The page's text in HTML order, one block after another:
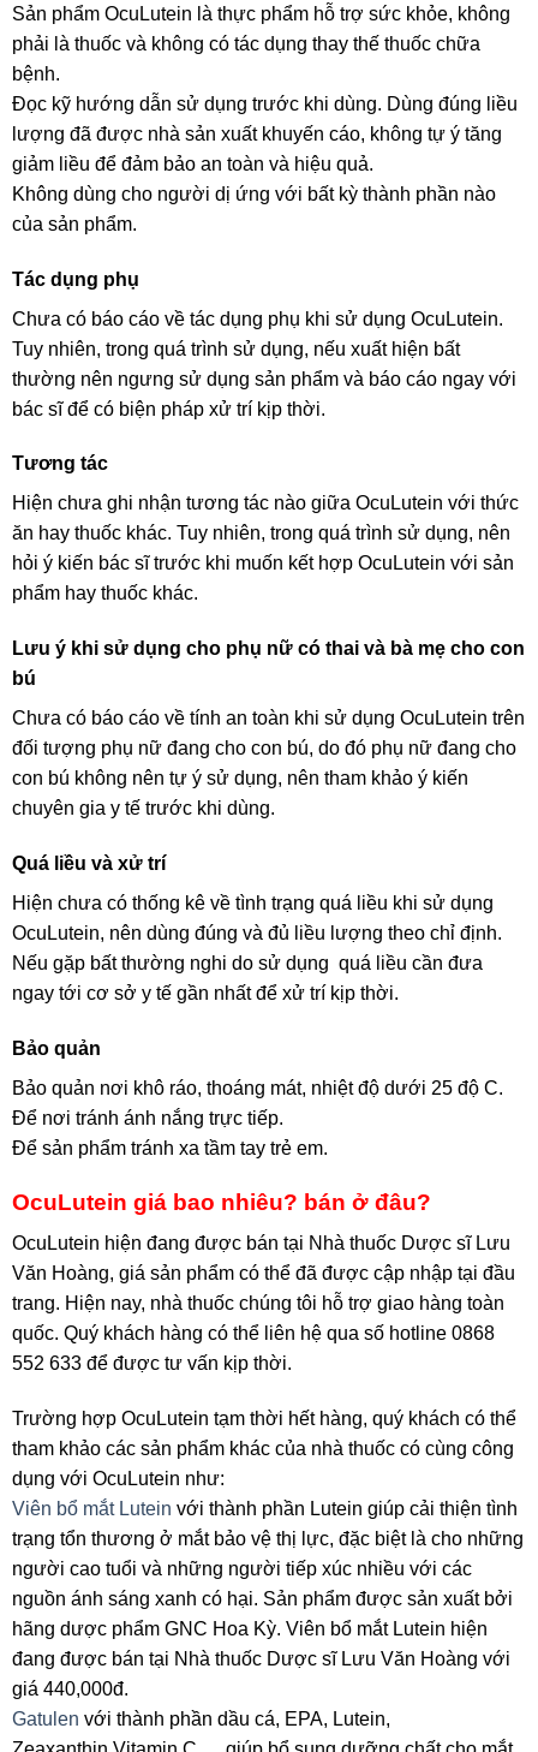
Sản phẩm OcuLutein là thực phẩm hỗ trợ sức khỏe, không
phải là thuốc và không có tác dụng thay thế thuốc chữa
bệnh.
Đọc kỹ hướng dẫn sử dụng trước khi dùng. Dùng đúng liều
lượng đã được nhà sản xuất khuyến cáo, không tự ý tăng
giảm liều để đảm bảo an toàn và hiệu quả.
Không dùng cho người dị ứng với bất kỳ thành phần nào
của sản phẩm.
Tác dụng phụ
Chưa có báo cáo về tác dụng phụ khi sử dụng OcuLutein.
Tuy nhiên, trong quá trình sử dụng, nếu xuất hiện bất
thường nên ngưng sử dụng sản phẩm và báo cáo ngay với
bác sĩ để có biện pháp xử trí kịp thời.
Tương tác
Hiện chưa ghi nhận tương tác nào giữa OcuLutein với thức
ăn hay thuốc khác. Tuy nhiên, trong quá trình sử dụng, nên
hỏi ý kiến bác sĩ trước khi muốn kết hợp OcuLutein với sản
phẩm hay thuốc khác.
Lưu ý khi sử dụng cho phụ nữ có thai và bà mẹ cho con
bú
Chưa có báo cáo về tính an toàn khi sử dụng OcuLutein trên
đối tượng phụ nữ đang cho con bú, do đó phụ nữ đang cho
con bú không nên tự ý sử dụng, nên tham khảo ý kiến
chuyên gia y tế trước khi dùng.
Quá liều và xử trí
Hiện chưa có thống kê về tình trạng quá liều khi sử dụng
OcuLutein, nên dùng đúng và đủ liều lượng theo chỉ định.
Nếu gặp bất thường nghi do sử dụng quá liều cần đưa
ngay tới cơ sở y tế gần nhất để xử trí kịp thời.
Bảo quản
Bảo quản nơi khô ráo, thoáng mát, nhiệt độ dưới 25 độ C.
Để nơi tránh ánh nắng trực tiếp.
Để sản phẩm tránh xa tầm tay trẻ em.
OcuLutein giá bao nhiêu? bán ở đâu?
OcuLutein hiện đang được bán tại Nhà thuốc Dược sĩ Lưu
Văn Hoàng, giá sản phẩm có thể đã được cập nhập tại đầu
trang. Hiện nay, nhà thuốc chúng tôi hỗ trợ giao hàng toàn
quốc. Quý khách hàng có thể liên hệ qua số hotline 0868
552 633 để được tư vấn kịp thời.
Trường hợp OcuLutein tạm thời hết hàng, quý khách có thể
tham khảo các sản phẩm khác của nhà thuốc có cùng công
dụng với OcuLutein như:
Viên bổ mắt Lutein với thành phần Lutein giúp cải thiện tình
trạng tổn thương ở mắt bảo vệ thị lực, đặc biệt là cho những
người cao tuổi và những người tiếp xúc nhiều với các
nguồn ánh sáng xanh có hại. Sản phẩm được sản xuất bởi
hãng dược phẩm GNC Hoa Kỳ. Viên bổ mắt Lutein hiện
đang được bán tại Nhà thuốc Dược sĩ Lưu Văn Hoàng với
giá 440,000đ.
Gatulen với thành phần dầu cá, EPA, Lutein,